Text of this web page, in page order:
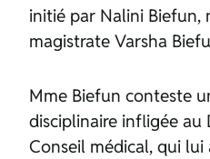
initié par Nalini Biefun,
magistrate Varsha
Mme Biefun conteste
disciplinaire infligée
Conseil médical, qui lui